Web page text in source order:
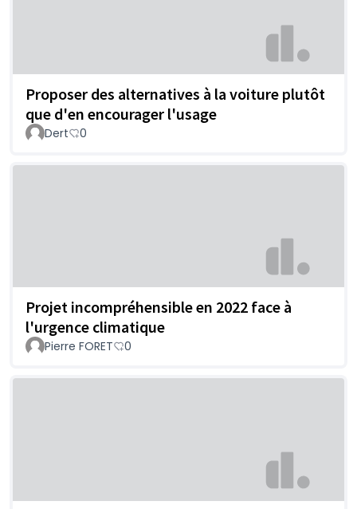
Proposer des alternatives à la voiture plutôt
que d'en encourager l'usage
Dert 0
Projet incompréhensible en 2022 face à
l'urgence climatique
Pierre FORET 0